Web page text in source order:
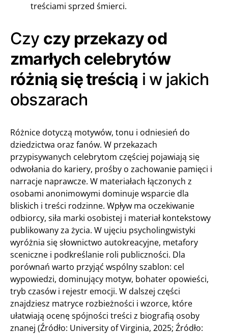
treściami sprzed śmierci.
Czy czy przekazy od
zmarłych celebrytów
różnią się treścią i w jakich
obszarach
Różnice dotyczą motywów, tonu i odniesień do
dziedzictwa oraz fanów. W przekazach
przypisywanych celebrytom częściej pojawiają się
odwołania do kariery, prośby o zachowanie pamięci i
narracje naprawcze. W materiałach łączonych z
osobami anonimowymi dominuje wsparcie dla
bliskich i treści rodzinne. Wpływ ma oczekiwanie
odbiorcy, siła marki osobistej i materiał kontekstowy
publikowany za życia. W ujęciu psycholingwistyki
wyróżnia się słownictwo autokreacyjne, metafory
sceniczne i podkreślanie roli publiczności. Dla
porównań warto przyjąć wspólny szablon: cel
wypowiedzi, dominujący motyw, bohater opowieści,
tryb czasów i rejestr emocji. W dalszej części
znajdziesz matryce rozbieżności i wzorce, które
ułatwiają ocenę spójności treści z biografią osoby
znanej (Źródło: University of Virginia, 2025; Źródło: